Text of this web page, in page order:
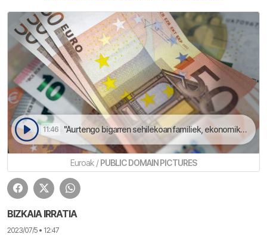
11:46 "Aurtengo bigarren sehilekoan familiek, ekonomikoki, gehiago sufriduko dabe" azaldu dau Niko Cuencak | Goizeko Izarretan
Euroak /PUBLIC DOMAIN PICTURES
BIZKAIA IRRATIA
2023/07/5 • 12:47